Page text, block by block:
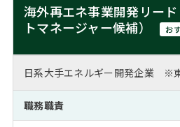
MBAの転職事例
MBA留学生数の推移
インターン受入企業一覧
よくある面接Q&A集
転職成功への4つの鍵
注目企業インタビュー
キャリアフォーラム
Career Talk Live
採用情報
ニュースリリース
海外再エネ事業開発リー
トマネージャー候補）
お
日系大手エネルギー開発企業 ※
職務職責